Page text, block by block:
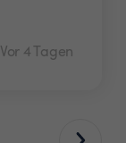
Vor 4 Tagen